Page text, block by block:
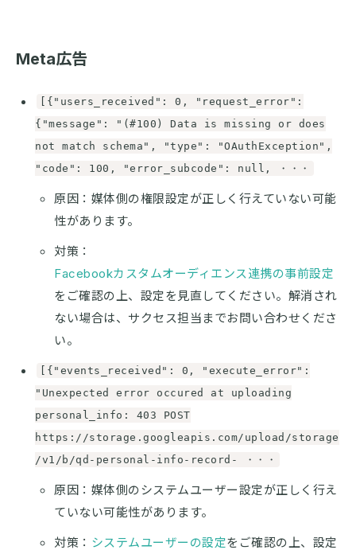
Meta広告
[{"users_received": 0, "request_error":
{"message": "(#100) Data is missing or does
not match schema", "type": "OAuthException",
"code": 100, "error_subcode": null, ・・・
原因：媒体側の権限設定が正しく行えていない可能
性があります。
対策：
Facebookカスタムオーディエンス連携の事前設定
をご確認の上、設定を見直してください。解消され
ない場合は、サクセス担当までお問い合わせくださ
い。
[{"events_received": 0, "execute_error":
"Unexpected error occured at uploading
personal_info: 403 POST
https://storage.googleapis.com/upload/storage
/v1/b/qd-personal-info-record- ・・・
原因：媒体側のシステムユーザー設定が正しく行え
ていない可能性があります。
対策： システムユーザーの設定をご確認の上、設定